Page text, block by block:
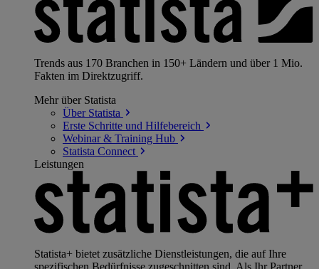
Trends aus 170 Branchen in 150+ Ländern und über 1 Mio.
Fakten im Direktzugriff.
Mehr über Statista
Über Statista
Erste Schritte und Hilfebereich
Webinar & Training Hub
Statista Connect
Leistungen
Statista+ bietet zusätzliche Dienstleistungen, die auf Ihre
spezifischen Bedürfnisse zugeschnitten sind. Als Ihr Partner